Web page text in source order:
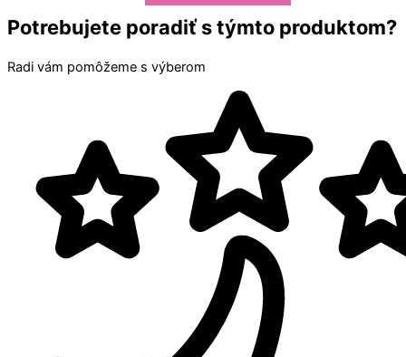
Potrebujete poradiť s týmto produktom?
Radi vám pomôžeme s výberom